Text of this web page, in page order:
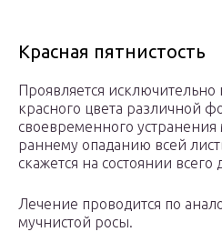
Красная пятнистость
Проявляется исключительно
красного цвета различной
своевременного
раннему опаданию всей
скажется на состоянии
Лечение проводится по
мучнистой росы.